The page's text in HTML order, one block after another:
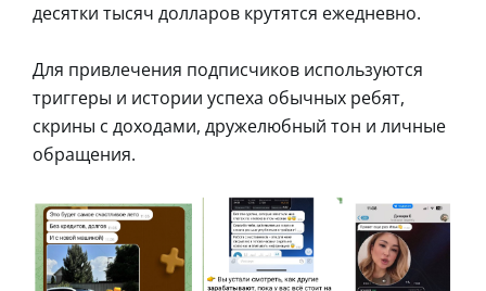
десятки тысяч долларов крутятся ежедневно.
Для привлечения подписчиков используются
триггеры и истории успеха обычных ребят,
скрины с доходами, дружелюбный тон и личные
обращения.